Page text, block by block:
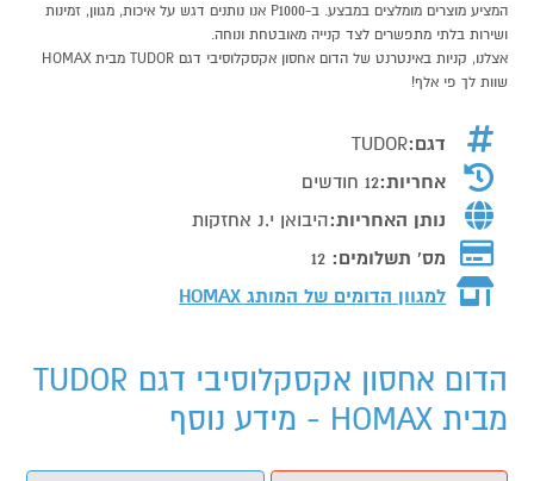
המציע מוצרים מומלצים במבצע. ב-P1000 אנו נותנים דגש על איכות, מגוון, זמינות
ושירות בלתי מתפשרים לצד קנייה מאובטחת ונוחה.
אצלנו, קניות באינטרנט של הדום אחסון אקסקלוסיבי דגם TUDOR מבית HOMAX
שוות לך פי אלף!
דגם:TUDOR
אחריות:12 חודשים
נותן האחריות:היבואן י.נ אחזקות
מס' תשלומים: 12
למגוון הדומים של המותג HOMAX
הדום אחסון אקסקלוסיבי דגם TUDOR
מבית HOMAX - מידע נוסף